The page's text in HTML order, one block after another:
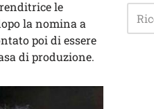
le
la nomina a
poi di essere
di produzione.